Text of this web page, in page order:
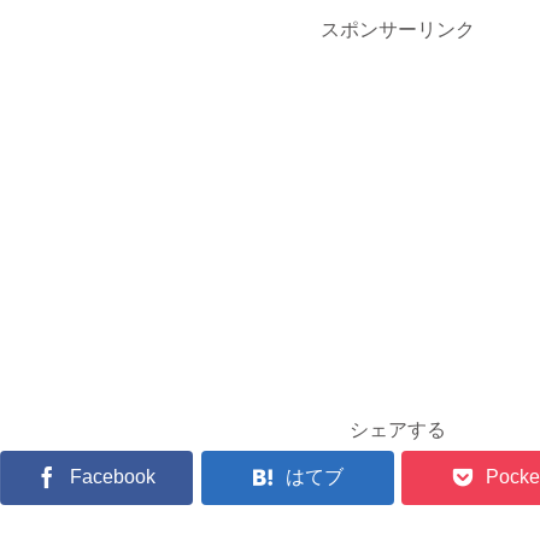
スポンサーリンク
シェアする
Facebook はてブ